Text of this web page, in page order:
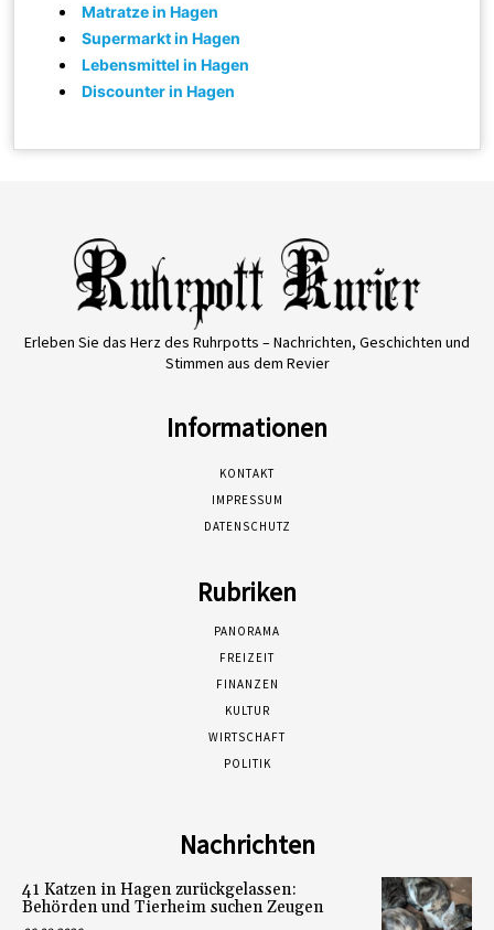
Matratze in Hagen
Supermarkt in Hagen
Lebensmittel in Hagen
Discounter in Hagen
Erleben Sie das Herz des Ruhrpotts – Nachrichten, Geschichten und
Stimmen aus dem Revier
Informationen
KONTAKT
IMPRESSUM
DATENSCHUTZ
Rubriken
PANORAMA
FREIZEIT
FINANZEN
KULTUR
WIRTSCHAFT
POLITIK
Nachrichten
41 Katzen in Hagen zurückgelassen:
Behörden und Tierheim suchen Zeugen